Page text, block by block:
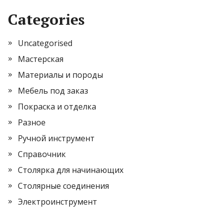
Categories
Uncategorised
Мастерская
Материалы и породы
Мебель под заказ
Покраска и отделка
Разное
Ручной инструмент
Справочник
Столярка для начинающих
Столярные соединения
Электроинструмент